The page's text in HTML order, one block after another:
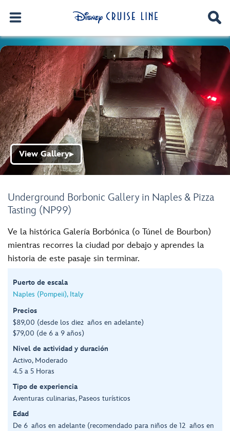
Underground Borbonic Gallery in Naples & Pizza
Tasting (NP99)
View Gallery▶
Ve la histórica Galería Borbónica (o Túnel de Bourbon)
mientras recorres la ciudad por debajo y aprendes la
historia de este pasaje sin terminar.
Puerto de escala
Naples (Pompeii), Italy
Precios
$89,00 (desde los diez años en adelante)
$79,00 (de 6 a 9 años)
Nivel de actividad y duración
Activo, Moderado
4.5 a 5 Horas
Tipo de experiencia
Aventuras culinarias, Paseos turísticos
Edad
De 6 años en adelante (recomendado para niños de 12 años en